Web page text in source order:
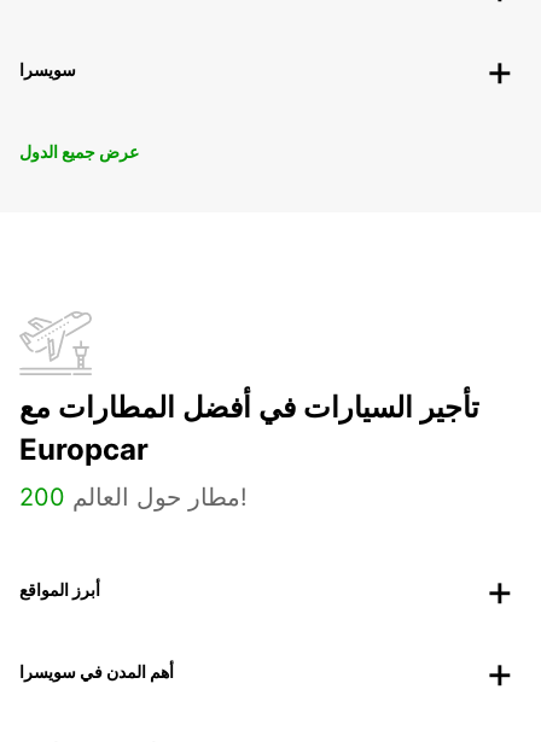
سويسرا
عرض جميع الدول
تأجير السيارات في أفضل المطارات مع
Europcar
200 مطار حول العالم!
أبرز المواقع
أهم المدن في سويسرا